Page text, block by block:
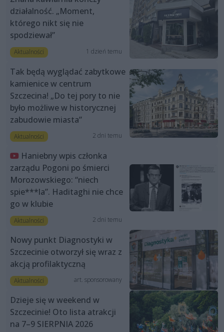
działalność. „Moment,
którego nikt się nie
spodziewał”
Aktualności 1 dzień temu
Tak będą wyglądać zabytkowe
kamienice w centrum
Szczecina! „Do tej pory to nie
było możliwe w historycznej
zabudowie miasta”
Aktualności 2 dni temu
Haniebny wpis członka
zarządu Pogoni po śmierci
Morozowskiego: “niech
spie***la”. Haditaghi nie chce
go w klubie
Aktualności 2 dni temu
Nowy punkt Diagnostyki w
Szczecinie otworzył się wraz z
akcją profilaktyczną
Aktualności art. sponsorowany
Dzieje się w weekend w
Szczecinie! Oto lista atrakcji
na 7–9 SIERPNIA 2026